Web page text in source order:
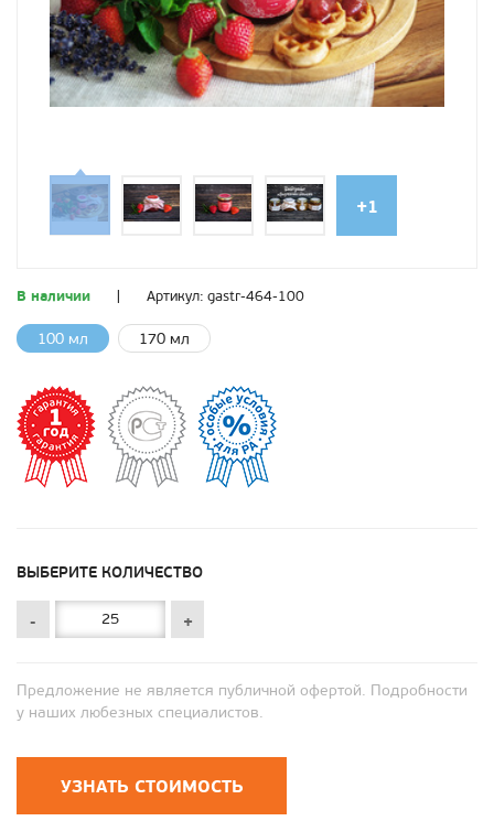
+1
В наличии Артикул: gastr-464-100
100 мл 170 мл
ВЫБЕРИТЕ КОЛИЧЕСТВО
- +
Предложение не является публичной офертой. Подробности
у наших любезных специалистов.
УЗНАТЬ СТОИМОСТЬ